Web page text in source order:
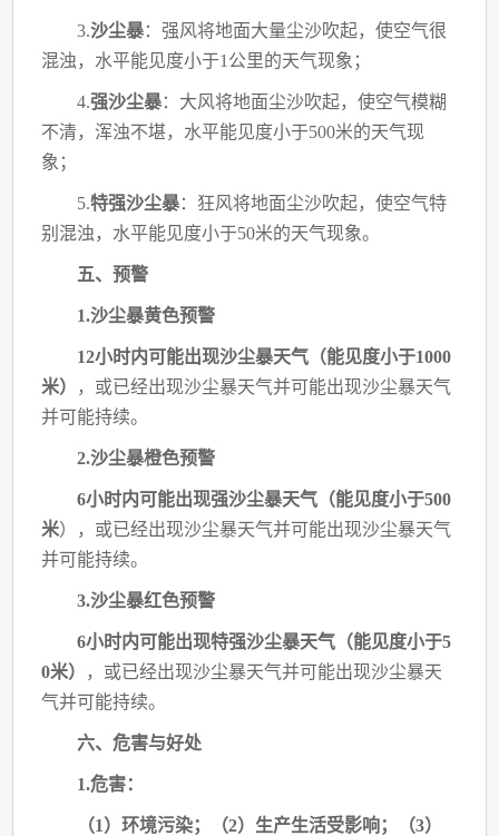
3.沙尘暴：强风将地面大量尘沙吹起，使空气很
混浊，水平能见度小于1公里的天气现象；
4.强沙尘暴：大风将地面尘沙吹起，使空气模糊
不清，浑浊不堪，水平能见度小于500米的天气现
象；
5.特强沙尘暴：狂风将地面尘沙吹起，使空气特
别混浊，水平能见度小于50米的天气现象。
五、预警
1.沙尘暴黄色预警
12小时内可能出现沙尘暴天气（能见度小于1000
米）
，或已经出现沙尘暴天气并可能出现沙尘暴天气
并可能持续。
2.沙尘暴橙色预警
6小时内可能出现强沙尘暴天气（能见度小于500
米），或已经出现沙尘暴天气并可能出现沙尘暴天气
并可能持续。
3.沙尘暴红色预警
6小时内可能出现特强沙尘暴天气（能见度小于5
0米）
，或已经出现沙尘暴天气并可能出现沙尘暴天
气并可能持续。
六、危害与好处
1.危害：
（1）环境污染；（2）生产生活受影响；（3）